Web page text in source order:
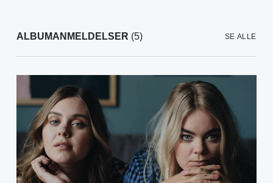
ALBUMANMELDELSER (5) SE ALLE